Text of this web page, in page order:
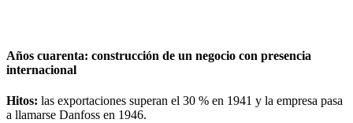
Años cuarenta: construcción de un negocio con presencia
internacional
Hitos: las exportaciones superan el 30 % en 1941 y la empresa pasa
a llamarse Danfoss en 1946.